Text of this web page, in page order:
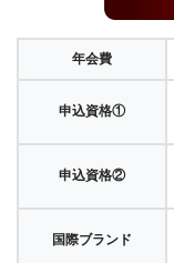
年会費
申込資格①
申込資格②
国際ブランド